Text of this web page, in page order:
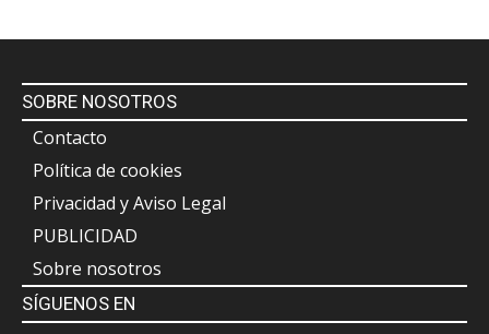
SOBRE NOSOTROS
Contacto
Política de cookies
Privacidad y Aviso Legal
PUBLICIDAD
Sobre nosotros
SÍGUENOS EN